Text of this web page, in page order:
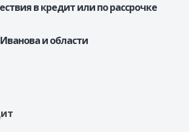
в кредит или по рассрочке
и области